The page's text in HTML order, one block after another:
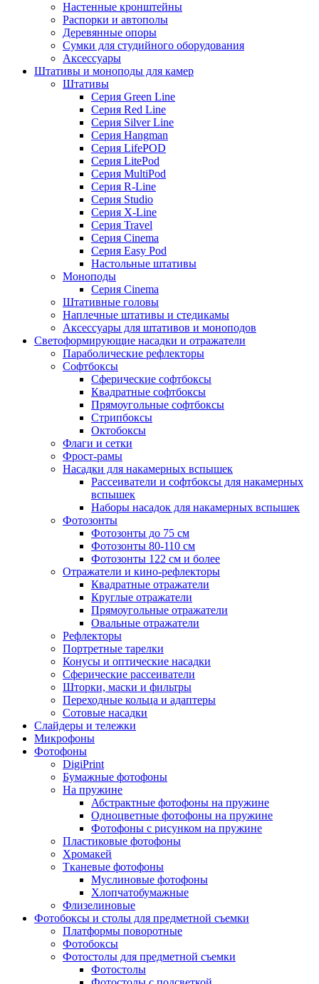
Настенные кронштейны
Распорки и автополы
Деревянные опоры
Сумки для студийного оборудования
Аксессуары
Штативы и моноподы для камер
Штативы
Серия Green Line
Серия Red Line
Серия Silver Line
Серия Hangman
Серия LifePOD
Серия LitePod
Серия MultiPod
Серия R-Line
Серия Studio
Серия X-Line
Серия Travel
Серия Cinema
Серия Easy Pod
Настольные штативы
Моноподы
Серия Cinema
Штативные головы
Наплечные штативы и стедикамы
Аксессуары для штативов и моноподов
Светоформирующие насадки и отражатели
Параболические рефлекторы
Софтбоксы
Сферические софтбоксы
Квадратные софтбоксы
Прямоугольные софтбоксы
Стрипбоксы
Октобоксы
Флаги и сетки
Фрост-рамы
Насадки для накамерных вспышек
Рассеиватели и софтбоксы для накамерных
вспышек
Наборы насадок для накамерных вспышек
Фотозонты
Фотозонты до 75 см
Фотозонты 80-110 см
Фотозонты 122 см и более
Отражатели и кино-рефлекторы
Квадратные отражатели
Круглые отражатели
Прямоугольные отражатели
Овальные отражатели
Рефлекторы
Портретные тарелки
Конусы и оптические насадки
Сферические рассеиватели
Шторки, маски и фильтры
Переходные кольца и адаптеры
Сотовые насадки
Слайдеры и тележки
Микрофоны
Фотофоны
DigiPrint
Бумажные фотофоны
На пружине
Абстрактные фотофоны на пружине
Одноцветные фотофоны на пружине
Фотофоны с рисунком на пружине
Пластиковые фотофоны
Хромакей
Тканевые фотофоны
Муслиновые фотофоны
Хлопчатобумажные
Флизелиновые
Фотобоксы и столы для предметной съемки
Платформы поворотные
Фотобоксы
Фотостолы для предметной съемки
Фотостолы